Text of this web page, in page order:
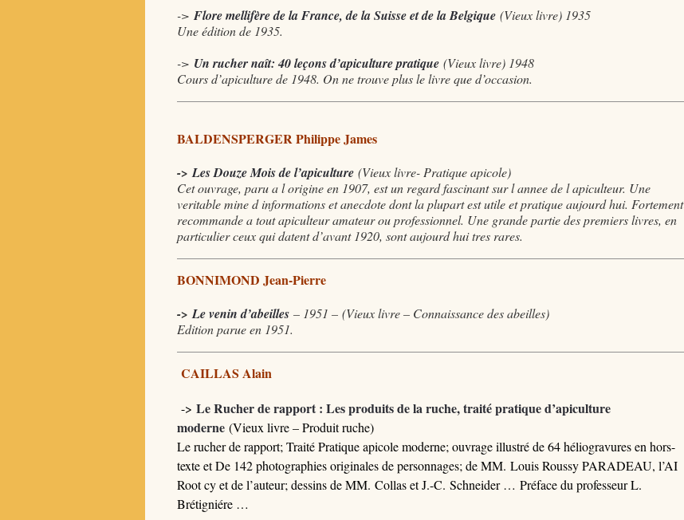
-> Flore mellifère de la France, de la Suisse et de la Belgique (Vieux livre) 1935
Une édition de 1935.
-> Un rucher naît: 40 leçons d’apiculture pratique (Vieux livre) 1948
Cours d’apiculture de 1948. On ne trouve plus le livre que d’occasion.
BALDENSPERGER Philippe James
->Les Douze Mois de l’apiculture (Vieux livre- Pratique apicole)
Cet ouvrage, paru a l origine en 1907, est un regard fascinant sur l annee de l apiculteur. Une
veritable mine d informations et anecdote dont la plupart est utile et pratique aujourd hui. Fortement
recommande a tout apiculteur amateur ou professionnel. Une grande partie des premiers livres, en
particulier ceux qui datent d’avant 1920, sont aujourd hui tres rares.
BONNIMOND Jean-Pierre
->Le venin d’abeilles – 1951 – (Vieux livre – Connaissance des abeilles)
Edition parue en 1951.
CAILLAS Alain
-> Le Rucher de rapport : Les produits de la ruche, traité pratique d’apiculture
moderne (Vieux livre – Produit ruche)
Le rucher de rapport; Traité Pratique apicole moderne; ouvrage illustré de 64 héliogravures en hors-
texte et De 142 photographies originales de personnages; de MM. Louis Roussy PARADEAU, l’AI
Root cy et de l’auteur; dessins de MM. Collas et J.-C. Schneider … Préface du professeur L.
Brétigniére …